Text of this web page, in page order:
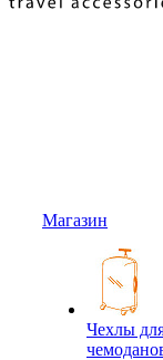
Магазин
Чехлы